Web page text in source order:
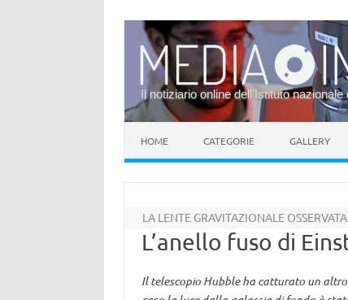
Il notiziario online dell’Istituto
HOME CATEGORIE GALLERY
LA LENTE GRAVITAZIONALE
L’anello fuso di
Il telescopio Hubble ha catturato un